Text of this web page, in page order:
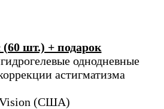
шт.) + подарок
однодневные
астигматизма
(США)